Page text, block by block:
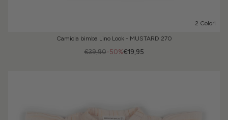
2 Colori
Camicia bimba Lino Look - MUSTARD 270
-50%
€39,90 €19,95